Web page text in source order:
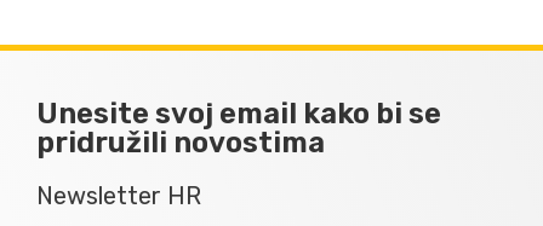
Unesite svoj email kako bi se
pridružili novostima
Newsletter HR